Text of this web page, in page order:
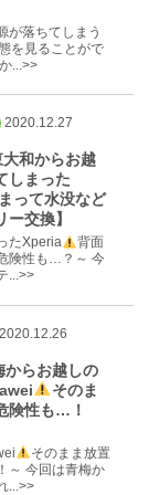
が落ちてしまう
を見ることがで
...>>
2020.12.27
和からお越
しまった
って水没など
交換】
たXperia
背面
険性も…？～ 今
...>>
2020.12.26
からお越しの
そのま
険性も…！
そのまま放置
～ 今回は青梅か
...>>